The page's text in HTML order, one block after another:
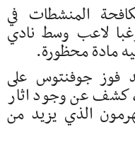
المنشطات في
لاعب وسط نادي
مادة محظورة.
فوز جوفنتوس على
المنقضي، كشف عن وجود اثار
الذي يزيد من